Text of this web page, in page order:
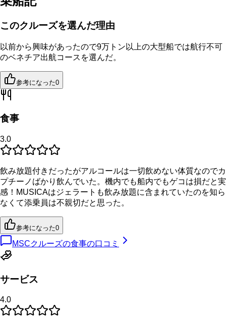
このクルーズを選んだ理由
以前から興味があったので9万トン以上の大型船では航行不可
のベネチア出航コースを選んだ。
参考になった0
食事
3.0
飲み放題付きだったがアルコールは一切飲めない体質なのでカ
プチーノばかり飲んでいた。機内でも船内でもゲコは損だと実
感！MUSICAはジェラートも飲み放題に含まれていたのを知ら
なくて添乗員は不親切だと思った。
参考になった0
MSCクルーズの食事の口コミ
サービス
4.0